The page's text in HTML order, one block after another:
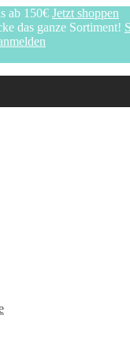
ab 150€ Jetzt shoppen
das ganze Sortiment!